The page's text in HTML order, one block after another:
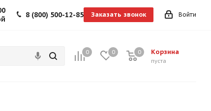
Войти
8 (800) 500-12-85 Заказать звонок
0 0 Корзина
0
пуста
0